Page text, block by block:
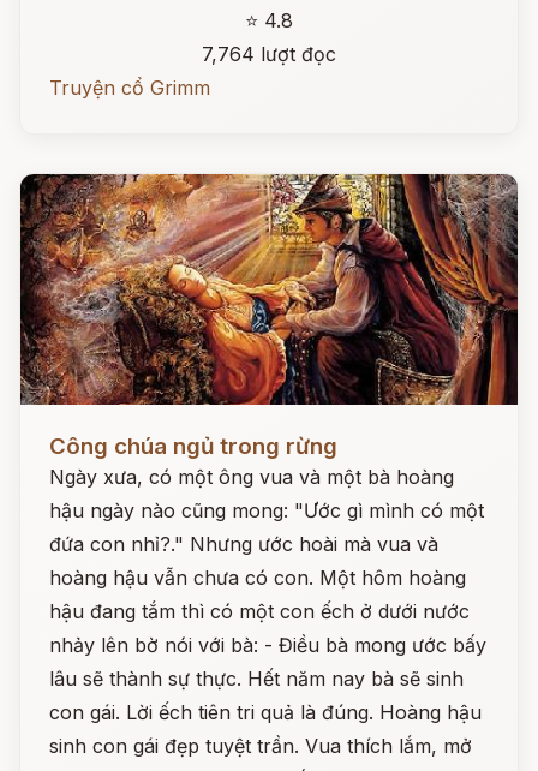
⭐ 4.8
7,764 lượt đọc
Truyện cổ Grimm
Công chúa ngủ trong rừng
Ngày xưa, có một ông vua và một bà hoàng
hậu ngày nào cũng mong: "Ước gì mình có một
đứa con nhỉ?." Nhưng ước hoài mà vua và
hoàng hậu vẫn chưa có con. Một hôm hoàng
hậu đang tắm thì có một con ếch ở dưới nước
nhảy lên bờ nói với bà: - Điều bà mong ước bấy
lâu sẽ thành sự thực. Hết năm nay bà sẽ sinh
con gái. Lời ếch tiên tri quả là đúng. Hoàng hậu
sinh con gái đẹp tuyệt trần. Vua thích lắm, mở